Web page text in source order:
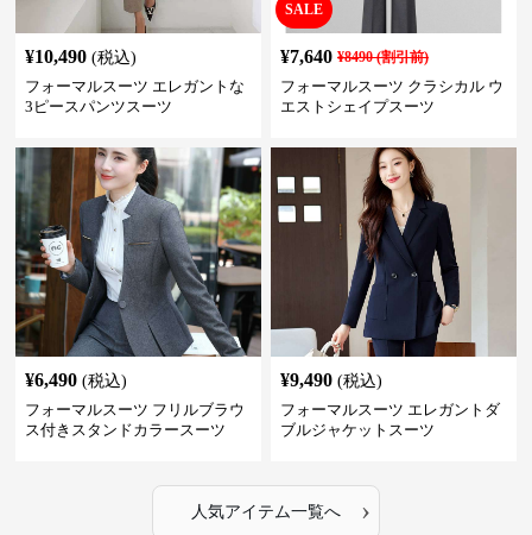
¥10,490 (税込)
フォーマルスーツ エレガントな
3ピースパンツスーツ
SALE
¥7,640 ¥8490(割引前)
フォーマルスーツ クラシカル ウ
エストシェイプスーツ
¥6,490 (税込)
フォーマルスーツ フリルブラウ
ス付きスタンドカラースーツ
¥9,490 (税込)
フォーマルスーツ エレガントダ
ブルジャケットスーツ
人気アイテム一覧へ ›